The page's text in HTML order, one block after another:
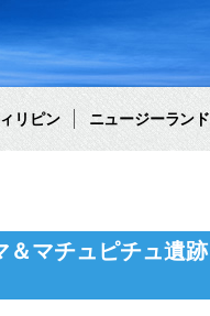
リピン ニュージーランド
マチュピチュ遺